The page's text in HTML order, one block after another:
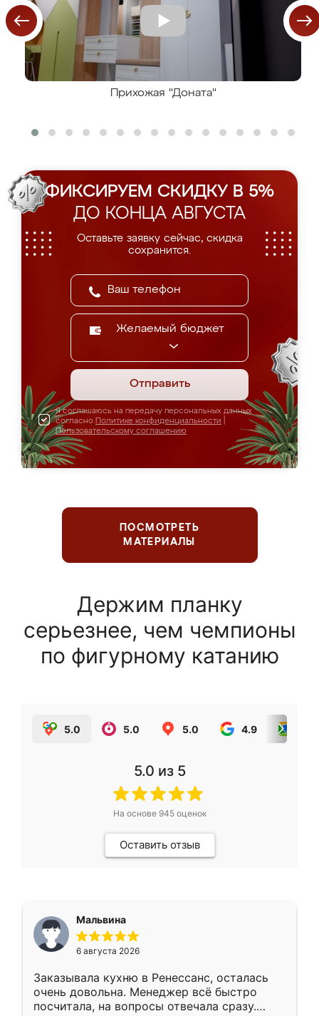
Прихожая "Доната"
ФИКСИРУЕМ СКИДКУ В 5%
ДО КОНЦА АВГУСТА
Оставьте заявку сейчас, скидка
сохранится.
Желаемый бюджет
Отправить
Я соглашаюсь на передачу персональных данных
согласно Политике конфиденциальности
Пользовательскому соглашению
ПОСМОТРЕТЬ
МАТЕРИАЛЫ
Держим планку
серьезнее, чем чемпионы
по фигурному катанию
5.0 5.0 5.0 4.9
5.0 из 5
На основе 945оценок
Оставить отзыв
Мальвина
6 августа 2026
Заказывала кухню в Ренессанс, осталась
очень довольна. Менеджер всё быстро
посчитала, на вопросы отвечала сразу.